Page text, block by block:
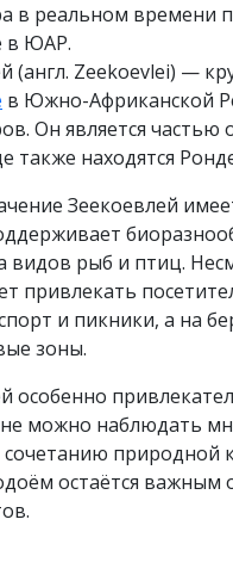
в реальном времени
в ЮАР.
(англ. Zeekoevlei) —
в Южно-Африканской
Он является
также находятся
Зеекоевлей
видов рыб и птиц.
привлекать
и пикники, а на
зоны.
особенно
можно наблюдать
сочетанию природной
остаётся важным